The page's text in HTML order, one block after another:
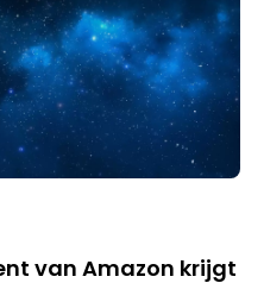
van Amazon krijgt